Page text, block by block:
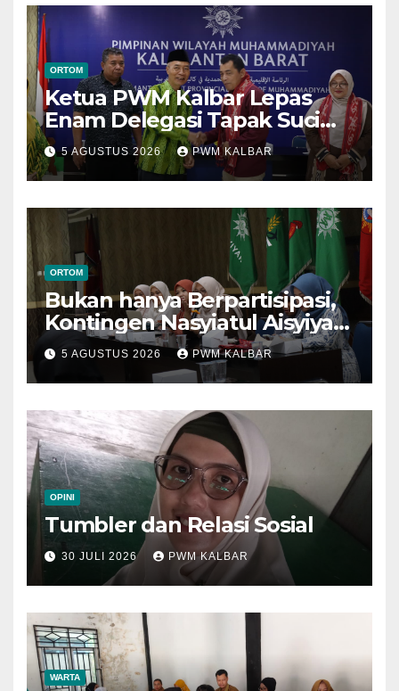
ORTOM
Ketua PWM Kalbar Lepas
Enam Delegasi Tapak Suci
Menuju Muktamar XVI di
Semarang
5 AGUSTUS 2026 PWM KALBAR
ORTOM
Bukan hanya Berpartisipasi,
Kontingen Nasyiatul Aisyiyah
Kalbar Perjuangkan Program
di Muktamar XV
5 AGUSTUS 2026 PWM KALBAR
OPINI
Tumbler dan Relasi Sosial
30 JULI 2026 PWM KALBAR
WARTA